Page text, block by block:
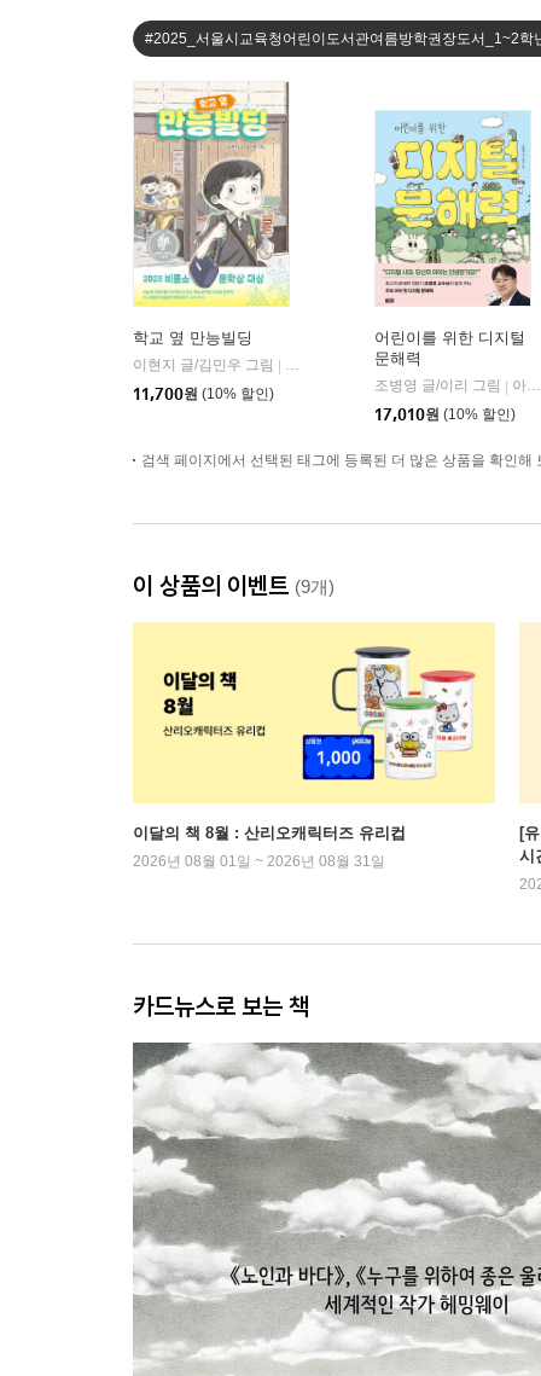
#2025_서울시교육청어린이도서관여름방학권장도서_1~2학
학교 옆 만능빌딩
이현지 글/김민우 그림
비룡소
11,700원 (10% 할인)
어린이를 위한 디지털
문해력
조병영 글/이리 그림
아울북
17,010원 (10% 할인)
검색 페이지에서 선택된 태그에 등록된 더 많은 상품을 확인해
이 상품의 이벤트 (9개)
이달의 책 8월 : 산리오캐릭터즈 유리컵
2026년 08월 01일 ~ 2026년 08월 31일
[
시
카드뉴스로 보는 책